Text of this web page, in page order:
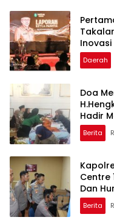
Daerah
Doa
Hadir
Berita
Centre
Dan
Berita